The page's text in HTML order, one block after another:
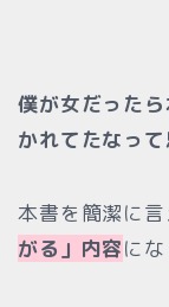
僕が女だった
かれてたなって
本書を簡潔に言
がる」内容にな